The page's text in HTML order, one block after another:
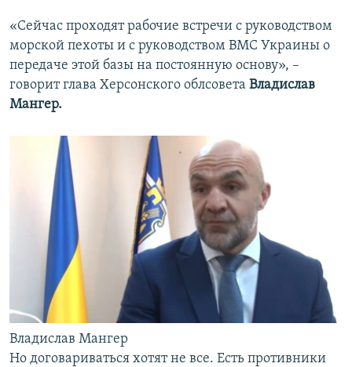
«Сейчас проходят рабочие встречи с руководством
морской пехоты и с руководством ВМС Украины о
передаче этой базы на постоянную основу», –
говорит глава Херсонского облсовета Владислав
Мангер.
Владислав Мангер
Но договариваться хотят не все. Есть противники